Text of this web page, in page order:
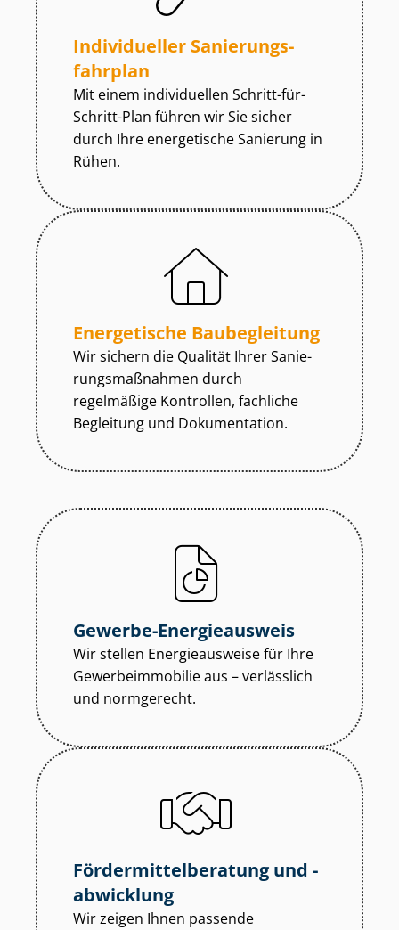
Individueller Sa­nie­rungs­
fahr­plan
Mit einem individuellen Schritt-für-
Schritt-Plan führen wir Sie sicher
durch Ihre energetische Sanierung in
Rühen.
Energetische Baubegleitung
Wir sichern die Qualität Ihrer Sa­nie­
rungs­maß­nah­men durch
regelmäßige Kontrollen, fachliche
Begleitung und Dokumentation.
Gewerbe-Energieausweis
Wir stellen Energieausweise für Ihre
Ge­wer­be­im­mo­bi­lie aus – verlässlich
und normgerecht.
För­der­mit­tel­be­ra­tung und -
abwicklung
Wir zeigen Ihnen passende